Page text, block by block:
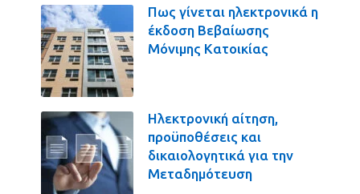
Πως γίνεται ηλεκτρονικά η
έκδοση Βεβαίωσης
Μόνιμης Κατοικίας
Ηλεκτρονική αίτηση,
προϋποθέσεις και
δικαιολογητικά για την
Μεταδημότευση